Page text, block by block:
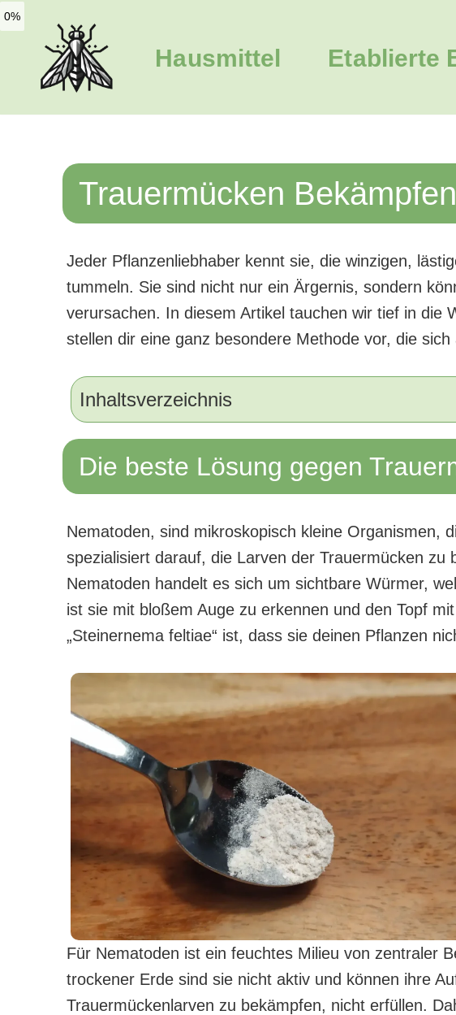
Inhalt
Hausmittel Etablierte
Trauermücken
Jeder Pflanzenliebhaber kennt sie, die winzigen,
tummeln. Sie sind nicht nur ein Ärgernis, sondern
verursachen. In diesem Artikel tauchen wir tief in die
stellen dir eine ganz besondere Methode vor, die
Inhaltsverzeichnis
Die beste Lösung gegen
Nematoden, sind mikroskopisch kleine Organismen,
spezialisiert darauf, die Larven der Trauermücken
Nematoden handelt es sich um sichtbare Würmer,
ist sie mit bloßem Auge zu erkennen und den Topf
„Steinernema feltiae“ ist, dass sie deinen Pflanzen
Für Nematoden ist ein feuchtes Milieu von zentraler
trockener Erde sind sie nicht aktiv und können ihre
Trauermückenlarven zu bekämpfen, nicht erfüllen.
0%